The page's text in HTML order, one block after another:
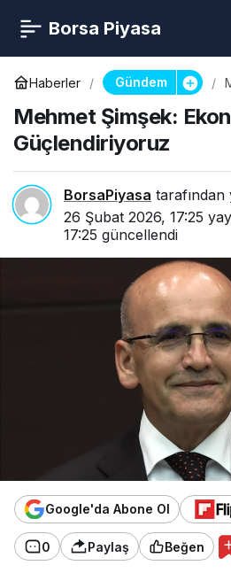
Borsa Piyasa
Haberler Gündem
Mehmet Şimşek:
Güçlendiriyoruz
BorsaPiyasa tarafından
26 Şubat 2026, 17:25
17:25 güncellendi
Google'da Abone Ol
0 Paylaş Beğen